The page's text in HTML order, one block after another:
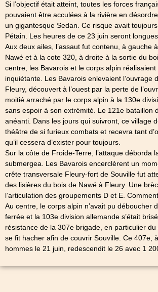
Si l’objectif était atteint, toutes les forces
pouvaient être acculées à la rivière en
un gigantesque Sedan. Ce risque avait
Pétain. Les heures de ce 23 juin seront
Aux deux ailes, l’assaut fut contenu, à gauche
Nawé et à la cote 320, à droite à la sortie du
centre, les Bavarois et le corps alpin
inquiétante. Les Bavarois enlevaient l’ouvrage
Fleury, découvert à l’ouest par la perte de
moitié arraché par le corps alpin à la 130e
sans espoir à son extrémité. Le 121e bataillon
anéanti. Dans les jours qui suivront, ce village
théâtre de si furieux combats et recevra tant
qu’il cessera d’exister pour toujours.
Sur la côte de Froide-Terre, l’attaque déborda
submergea. Les Bavarois encerclèrent un
crête transversale Fleury-fort de Souville fut
des lisières du bois de Nawé à Fleury. Une
l’articulation des groupements D et E.
Au centre, le corps alpin n’avait pu déboucher
ferrée et la 103e division allemande s’était
résistance de la 307e brigade, en particulier
se fit hacher afin de couvrir Souville. Ce 407e,
hommes le 21 juin, redescendit le 26 avec 1